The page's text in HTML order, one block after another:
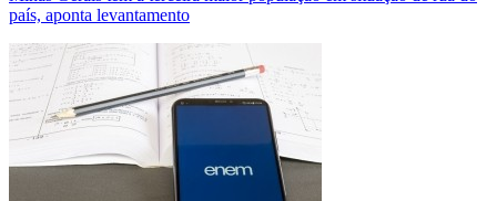
país, aponta levantamento